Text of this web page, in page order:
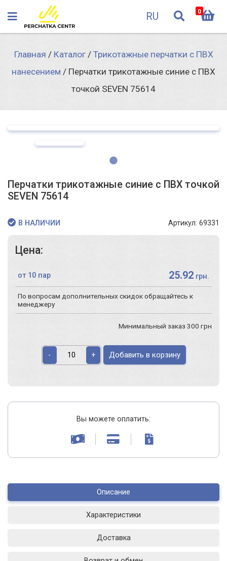
RU 0
Главная / Каталог/ Трикотажные перчатки с ПВХ
нанесением / Перчатки трикотажные синие с ПВХ
точкой SEVEN 75614
Перчатки трикотажные синие с ПВХ точкой
SEVEN 75614
В НАЛИЧИИ Артикул: 69331
Цена:
от 10 пар 25.92 грн.
По вопросам дополнительных скидок обращайтесь к
менеджеру
Минимальный заказ 300 грн
- + Добавить в корзину
Вы можете оплатить:
Описание
Характеристики
Доставка